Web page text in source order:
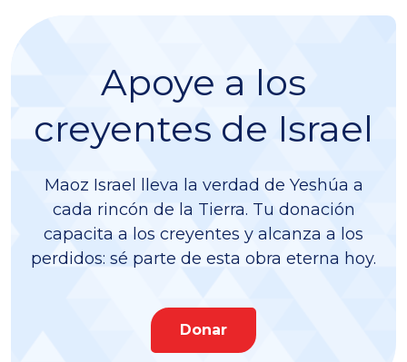
Apoye a los
creyentes de Israel
Maoz Israel lleva la verdad de Yeshúa a
cada rincón de la Tierra. Tu donación
capacita a los creyentes y alcanza a los
perdidos: sé parte de esta obra eterna hoy.
Donar